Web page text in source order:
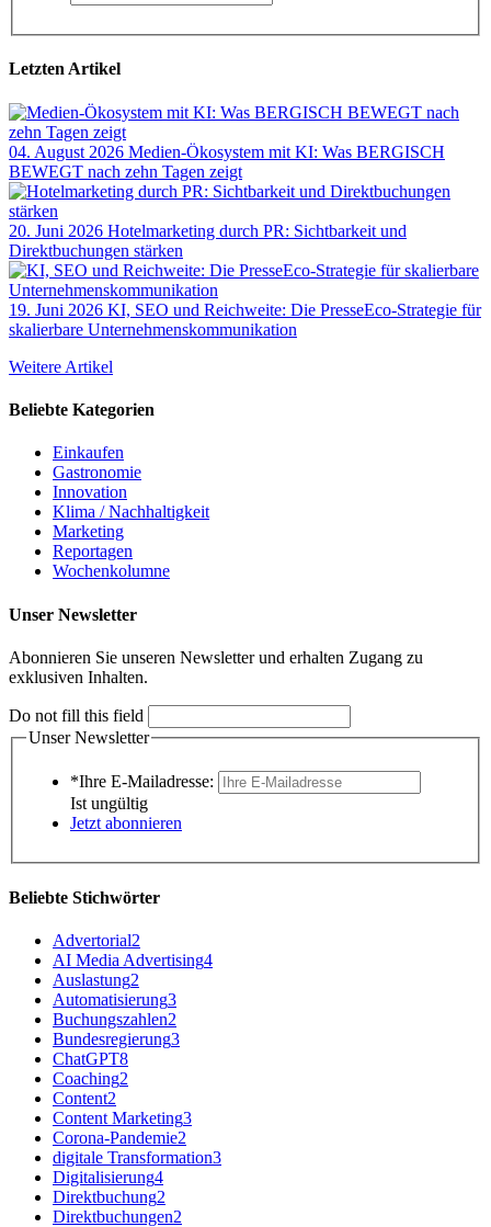
Letzten Artikel
04. August 2026 Medien-Ökosystem mit KI: Was BERGISCH
BEWEGT nach zehn Tagen zeigt
20. Juni 2026 Hotelmarketing durch PR: Sichtbarkeit und
Direktbuchungen stärken
19. Juni 2026 KI, SEO und Reichweite: Die PresseEco-Strategie für
skalierbare Unternehmenskommunikation
Weitere Artikel
Beliebte Kategorien
Einkaufen
Gastronomie
Innovation
Klima / Nachhaltigkeit
Marketing
Reportagen
Wochenkolumne
Unser Newsletter
Abonnieren Sie unseren Newsletter und erhalten Zugang zu
exklusiven Inhalten.
Do not fill this field
Unser Newsletter
*Ihre E-Mailadresse:
Ist ungültig
Jetzt abonnieren
Beliebte Stichwörter
Advertorial2
AI Media Advertising4
Auslastung2
Automatisierung3
Buchungszahlen2
Bundesregierung3
ChatGPT8
Coaching2
Content2
Content Marketing3
Corona-Pandemie2
digitale Transformation3
Digitalisierung4
Direktbuchung2
Direktbuchungen2